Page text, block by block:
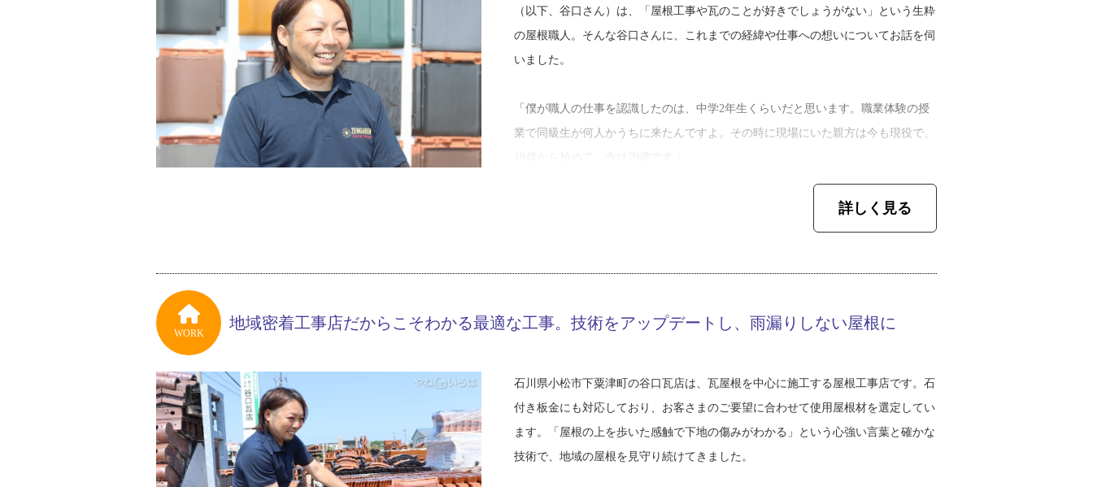
（以下、谷口さん）は、「屋根工事や瓦のことが好きでしょうがない」という生粋
の屋根職人。そんな谷口さんに、これまでの経緯や仕事への想いについてお話を伺
いました。
「僕が職人の仕事を認識したのは、中学2年生くらいだと思います。職業体験の授
業で同級生が何人かうちに来たんですよ。その時に現場にいた親方は今も現役で、
楽しそうにこう話す谷口さんは、谷口瓦店の四代目経営者。四代目ともなると、子
どもの頃から跡継ぎとして職人教育をされてきたのかと思いきや、そうではなかっ
立大学に合格し、大学生活を楽しみました。
しかし3回生になった頃、友人たちが就職活動に精を出すのを見た谷口さんは、言
いようのない焦りに襲われたのです。
「父が誰かに『お前のところは後継ぎがいていいな』と言われているのを見たこと
詳しく見る
WORK
地域密着工事店だからこそわかる最適な工事。技術をアップデートし、雨漏りしない屋根に
石川県小松市下粟津町の谷口瓦店は、瓦屋根を中心に施工する屋根工事店です。石
付き板金にも対応しており、お客さまのご要望に合わせて使用屋根材を選定してい
ます。「屋根の上を歩いた感触で下地の傷みがわかる」という心強い言葉と確かな
技術で、地域の屋根を見守り続けてきました。